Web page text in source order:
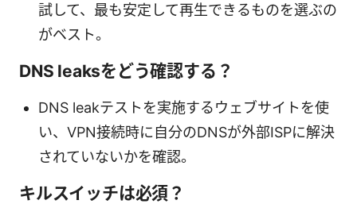
試して、最も安定して再生できるものを選ぶの
がベスト。
DNS leaksをどう確認する？
DNS leakテストを実施するウェブサイトを使
い、VPN接続時に自分のDNSが外部ISPに解決
されていないかを確認。
キルスイッチは必須？